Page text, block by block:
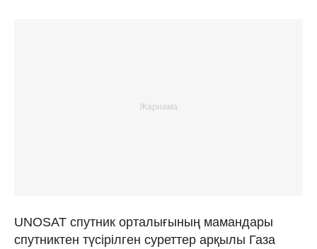
UNOSAT спутник орталығының мамандары
спутниктен түсірілген суреттер арқылы Газа